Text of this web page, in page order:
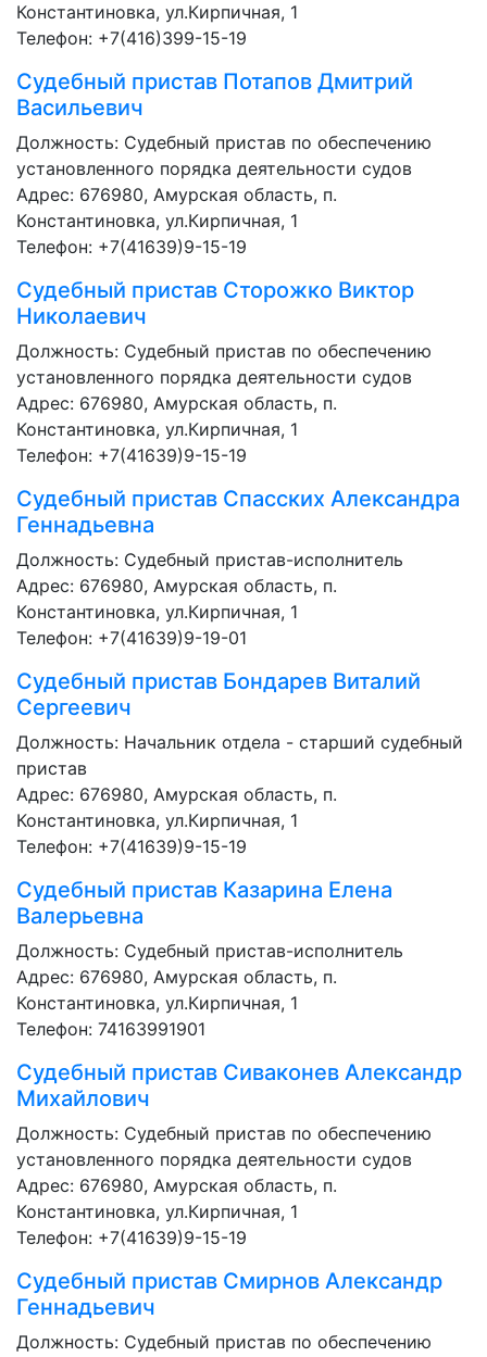
Константиновка, ул.Кирпичная, 1
Телефон: +7(416)399-15-19
Судебный пристав Потапов Дмитрий
Васильевич
Должность: Судебный пристав по обеспечению
установленного порядка деятельности судов
Адрес: 676980, Амурская область, п.
Константиновка, ул.Кирпичная, 1
Телефон: +7(41639)9-15-19
Судебный пристав Сторожко Виктор
Николаевич
Должность: Судебный пристав по обеспечению
установленного порядка деятельности судов
Адрес: 676980, Амурская область, п.
Константиновка, ул.Кирпичная, 1
Телефон: +7(41639)9-15-19
Судебный пристав Спасских Александра
Геннадьевна
Должность: Судебный пристав-исполнитель
Адрес: 676980, Амурская область, п.
Константиновка, ул.Кирпичная, 1
Телефон: +7(41639)9-19-01
Судебный пристав Бондарев Виталий
Сергеевич
Должность: Начальник отдела - старший судебный
пристав
Адрес: 676980, Амурская область, п.
Константиновка, ул.Кирпичная, 1
Телефон: +7(41639)9-15-19
Судебный пристав Казарина Елена
Валерьевна
Должность: Судебный пристав-исполнитель
Адрес: 676980, Амурская область, п.
Константиновка, ул.Кирпичная, 1
Телефон: 74163991901
Судебный пристав Сиваконев Александр
Михайлович
Должность: Судебный пристав по обеспечению
установленного порядка деятельности судов
Адрес: 676980, Амурская область, п.
Константиновка, ул.Кирпичная, 1
Телефон: +7(41639)9-15-19
Судебный пристав Смирнов Александр
Геннадьевич
Должность: Судебный пристав по обеспечению